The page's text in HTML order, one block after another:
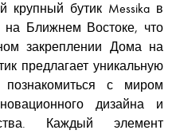
бутик Messika в
Ближнем Востоке, что
закреплении Дома на
предлагает уникальную
с миром
дизайна и
Каждый элемент